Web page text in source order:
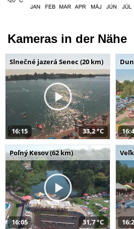
Kameras in der Nähe
Slnečné jazerá Senec (20 km)
16:15 33,2 °C
Poľný Kesov (62 km)
16:05 31,7 °C